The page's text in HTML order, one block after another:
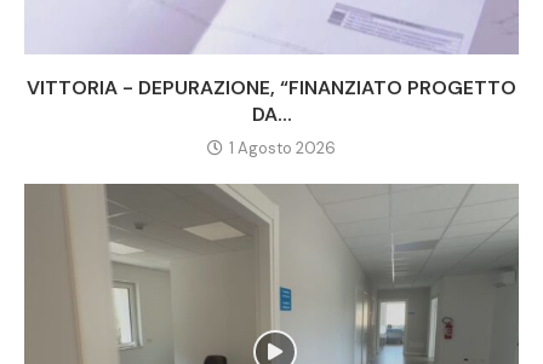
VITTORIA - DEPURAZIONE, “FINANZIATO PROGETTO
DA...
1 Agosto 2026